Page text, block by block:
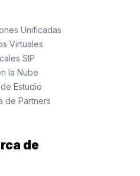
Unificadas
Virtuales
SIP
la Nube
Estudio
de Partners
de